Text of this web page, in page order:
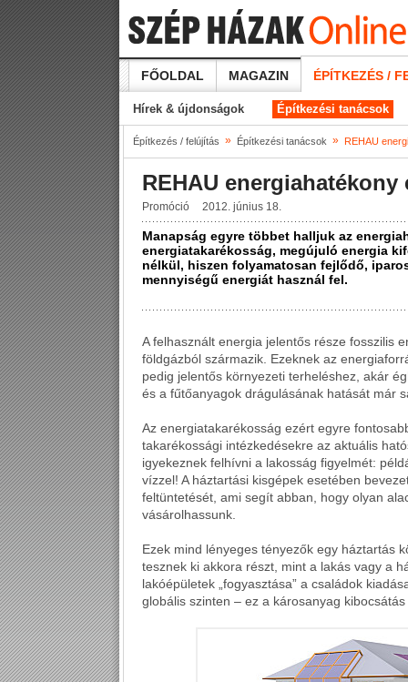
FŐOLDAL MAGAZIN ÉPÍTKEZÉS /
Hírek & újdonságok Építkezési tanácsok
Építkezés / felújítás » Építkezési tanácsok » REHAU
REHAU
Promóció 2012. június 18.
Manapság egyre többet halljuk az
energiatakarékosság, megújuló energia
nélkül, hiszen folyamatosan fejlődő,
mennyiségű energiát használ fel.
A felhasznált energia jelentős része fosszilis
földgázból származik. Ezeknek az
pedig jelentős környezeti terheléshez, akár
és a fűtőanyagok drágulásának hatását már
Az energiatakarékosság ezért egyre
takarékossági intézkedésekre az aktuális
igyekeznek felhívni a lakosság figyelmét:
vízzel! A háztartási kisgépek esetében
feltüntetését, ami segít abban, hogy olyan
vásárolhassunk.
Ezek mind lényeges tényezők egy háztartás
tesznek ki akkora részt, mint a lakás vagy a
lakóépületek „fogyasztása” a családok
globális szinten – ez a károsanyag